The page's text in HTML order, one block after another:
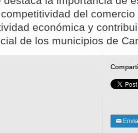
del
económica y
de los municipios de
✉